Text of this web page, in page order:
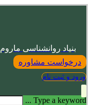
بنیاد روانشناسی ماروم
درخواست مشاوره
ورود و ثبت نام
Type a keyword ...